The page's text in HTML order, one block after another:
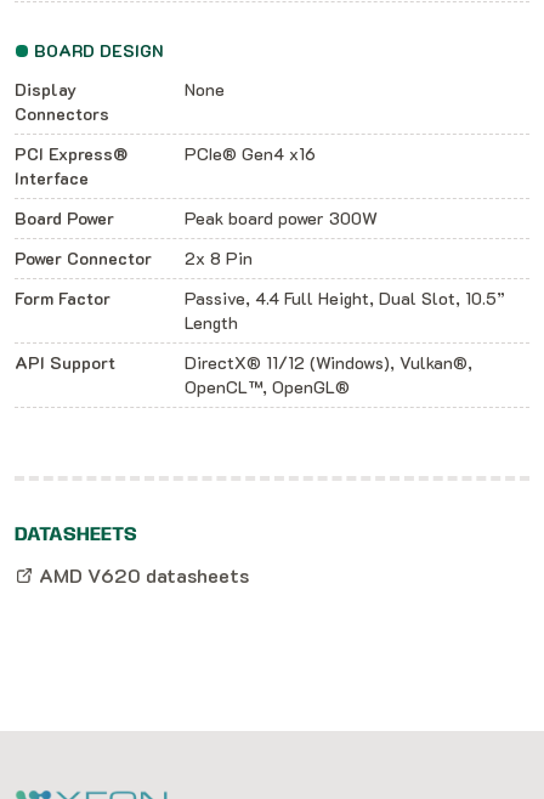
BOARD DESIGN
Display
Connectors
None
PCI Express®
Interface
PCIe® Gen4 x16
Board Power
Peak board power 300W
Power Connector
2x 8 Pin
Form Factor
Passive, 4.4 Full Height, Dual Slot, 10.5”
Length
API Support
DirectX® 11/12 (Windows), Vulkan®,
OpenCL™, OpenGL®
DATASHEETS
AMD V620 datasheets